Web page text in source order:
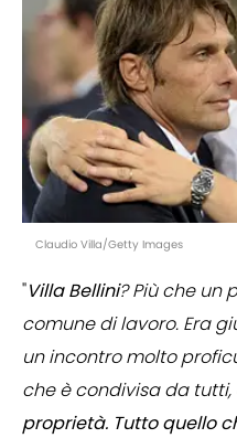
Claudio Villa/Getty Images
"Villa Bellini? Più che un
comune di lavoro. Era
un incontro molto
che è condivisa da tutti,
proprietà. Tutto quello